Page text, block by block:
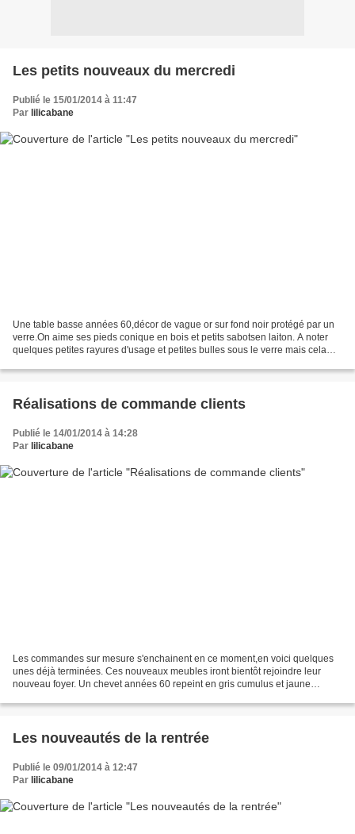
Les petits nouveaux du mercredi
Publié le 15/01/2014 à 11:47
Par lilicabane
Une table basse années 60,décor de vague or sur fond noir protégé par un
verre.On aime ses pieds conique en bois et petits sabotsen laiton. A noter
quelques petites rayures d'usage et petites bulles sous le verre mais cela
Réalisations de commande clients
Publié le 14/01/2014 à 14:28
Par lilicabane
Les commandes sur mesure s'enchainent en ce moment,en voici quelques
unes déjà terminées. Ces nouveaux meubles iront bientôt rejoindre leur
nouveau foyer. Un chevet années 60 repeint en gris cumulus et jaune
Les nouveautés de la rentrée
Publié le 09/01/2014 à 12:47
Par lilicabane